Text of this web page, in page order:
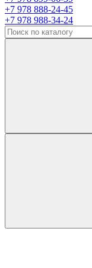
+7 978 888-24-45
+7 978 988-34-24